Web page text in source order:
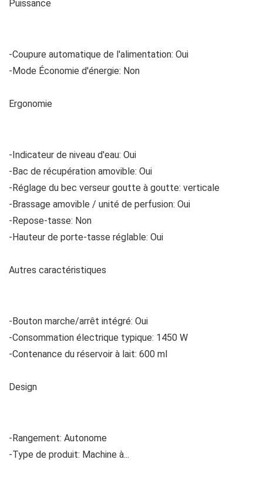
Puissance
-Coupure automatique de l'alimentation: Oui
-Mode Économie d'énergie: Non
Ergonomie
-Indicateur de niveau d'eau: Oui
-Bac de récupération amovible: Oui
-Réglage du bec verseur goutte à goutte: verticale
-Brassage amovible / unité de perfusion: Oui
-Repose-tasse: Non
-Hauteur de porte-tasse réglable: Oui
Autres caractéristiques
-Bouton marche/arrêt intégré: Oui
-Consommation électrique typique: 1450 W
-Contenance du réservoir à lait: 600 ml
Design
-Rangement: Autonome
-Type de produit: Machine à...